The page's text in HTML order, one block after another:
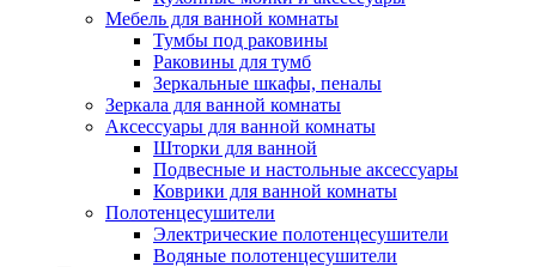
Мебель для ванной комнаты
Тумбы под раковины
Раковины для тумб
Зеркальные шкафы, пеналы
Зеркала для ванной комнаты
Аксессуары для ванной комнаты
Шторки для ванной
Подвесные и настольные аксессуары
Коврики для ванной комнаты
Полотенцесушители
Электрические полотенцесушители
Водяные полотенцесушители